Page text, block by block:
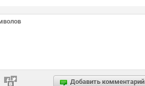
Добавить комментарий